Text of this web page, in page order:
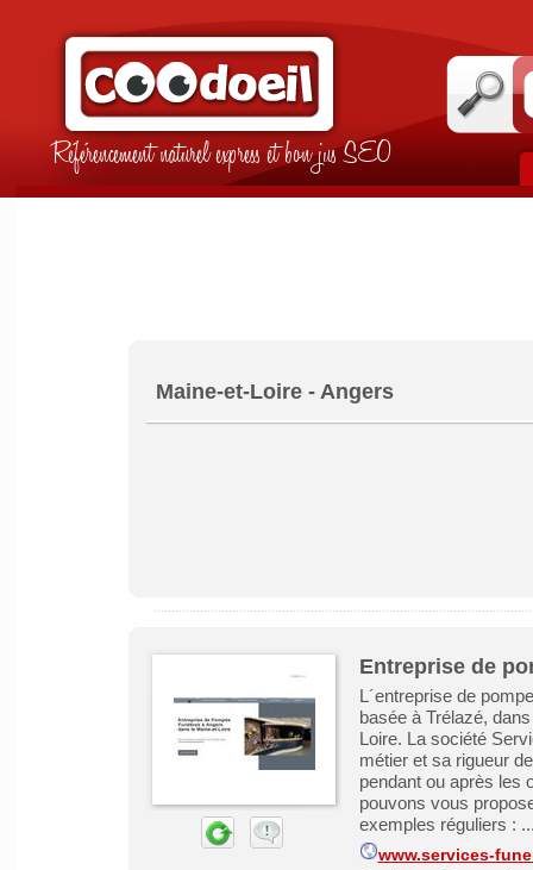
Référencement naturel express et bon jus SEO
Maine-et-Loire - Angers
Entreprise de
L´entreprise de
basée à Trélazé,
Loire. La société
métier et sa rigueur
pendant ou après les
pouvons vous
exemples réguliers :
www.services-